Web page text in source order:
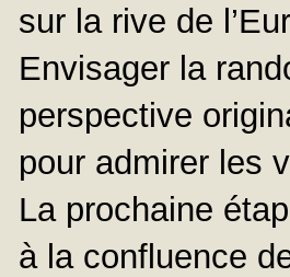
sur la rive de
Envisager la
perspective
pour admirer les
La prochaine
à la confluence